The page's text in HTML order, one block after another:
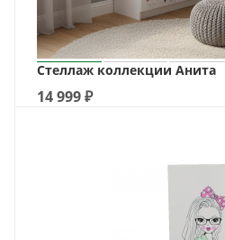
Стеллаж коллекции Анита
14 999₽